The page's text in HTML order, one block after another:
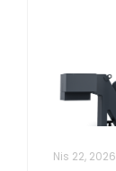
İLETIŞIM
Nis 22, 2026